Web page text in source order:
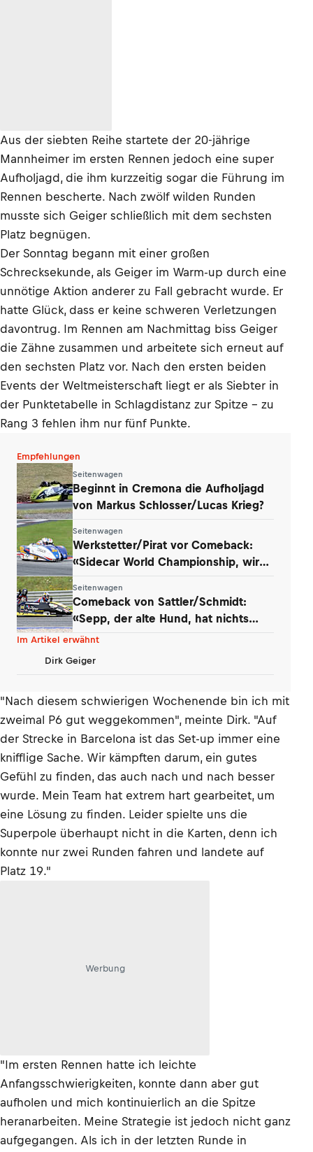
Aus der siebten Reihe startete der 20-jährige
Mannheimer im ersten Rennen jedoch eine super
Aufholjagd, die ihm kurzzeitig sogar die Führung im
Rennen bescherte. Nach zwölf wilden Runden
musste sich Geiger schließlich mit dem sechsten
Platz begnügen.
Der Sonntag begann mit einer großen
Schrecksekunde, als Geiger im Warm-up durch eine
unnötige Aktion anderer zu Fall gebracht wurde. Er
hatte Glück, dass er keine schweren Verletzungen
davontrug. Im Rennen am Nachmittag biss Geiger
die Zähne zusammen und arbeitete sich erneut auf
den sechsten Platz vor. Nach den ersten beiden
Events der Weltmeisterschaft liegt er als Siebter in
der Punktetabelle in Schlagdistanz zur Spitze – zu
Rang 3 fehlen ihm nur fünf Punkte.
Empfehlungen
Seitenwagen
Beginnt in Cremona die Aufholjagd
von Markus Schlosser/Lucas Krieg?
Seitenwagen
Werkstetter/Pirat vor Comeback:
«Sidecar World Championship, wir
Seitenwagen
Comeback von Sattler/Schmidt:
«Sepp, der alte Hund, hat nichts
verlernt»
Im Artikel erwähnt
Dirk Geiger
"Nach diesem schwierigen Wochenende bin ich mit
zweimal P6 gut weggekommen", meinte Dirk. "Auf
der Strecke in Barcelona ist das Set-up immer eine
knifflige Sache. Wir kämpften darum, ein gutes
Gefühl zu finden, das auch nach und nach besser
wurde. Mein Team hat extrem hart gearbeitet, um
eine Lösung zu finden. Leider spielte uns die
Superpole überhaupt nicht in die Karten, denn ich
konnte nur zwei Runden fahren und landete auf
Platz 19."
Werbung
"Im ersten Rennen hatte ich leichte
Anfangsschwierigkeiten, konnte dann aber gut
aufholen und mich kontinuierlich an die Spitze
heranarbeiten. Meine Strategie ist jedoch nicht ganz
aufgegangen. Als ich in der letzten Runde in